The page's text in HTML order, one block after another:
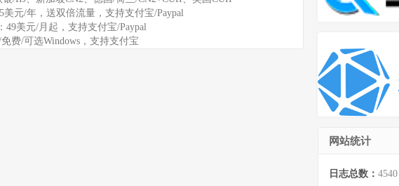
美元/年，送双倍流量，支持支付宝/Paypal
49美元/月起，支持支付宝/Paypal
费/可选Windows，支持支付宝
网站统计
日志总数： 4540